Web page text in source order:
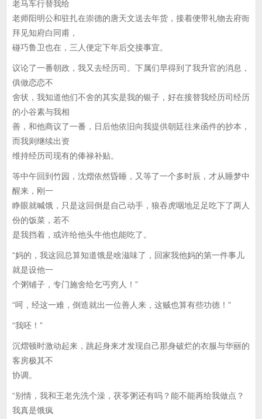
老马车行替我给
老师阳明公和驻扎在崇德的唐天文送去年货，接着便带礼物去府衙
拜见知府白同甫，
碰巧鲁卫也在，三人便定下年后交接事宜。
议论了一番朝政，我又去经历司。下属们早得到了我升官的消息，
俱做恋恋不
舍状，我知道他们不舍的其实是我的银子，好在接替我经历司经历
的小谷素与我相
善，和他商议了一番，日后他依旧向我提供朝廷往来函件的抄本，
而我则继续出资
维持经历司现有的俸禄补贴。
等中午回到竹园，沈熠依然昏睡，又等了一个多时辰，才从睡梦中
醒来，刚一
睁眼就喊饿，只是这回倒是自己动手，狼吞虎咽地足足吃下了两人
份的饭菜，若不
是我挡着，或许给他头牛他也能吃了。
“妈的，我这回总算知道饿是啥滋味了，回家我他妈的第一件事儿
就是设他一
个粥铺子，专门施舍给乞丐穷人！”
“呵，经这一难，倒造就出一位善人来，这贼也算有些功德！”
“我呸！”
沉熠顿时激动起来，跳起身来才发现自己那身破烂的衣服与华丽的
客房极其不
协调。
“别情，我和王老先洗个澡，茯苓粥还有吗？能不能再给我做点？
我真是饿疯